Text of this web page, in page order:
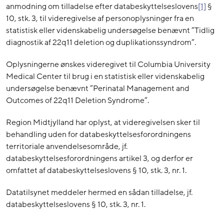
anmodning om tilladelse efter databeskyttelseslovens[1] §
10, stk. 3, til videregivelse af personoplysninger fra en
statistisk eller videnskabelig undersøgelse benævnt ”Tidlig
diagnostik af 22q11 deletion og duplikationssyndrom”.
Oplysningerne ønskes videregivet til Columbia University
Medical Center til brug i en statistisk eller videnskabelig
undersøgelse benævnt ”Perinatal Management and
Outcomes of 22q11 Deletion Syndrome”.
Region Midtjylland har oplyst, at videregivelsen sker til
behandling uden for databeskyttelsesforordningens
territoriale anvendelsesområde, jf.
databeskyttelsesforordningens artikel 3, og derfor er
omfattet af databeskyttelseslovens § 10, stk. 3, nr. 1.
Datatilsynet meddeler hermed en sådan tilladelse, jf.
databeskyttelseslovens § 10, stk. 3, nr. 1.